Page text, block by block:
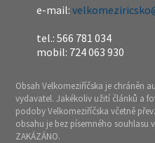
e-mail:
tel.: 566 781 034
mobil: 724 063 930
Obsah Velkomeziříčska je chráněn
vydavatel. Jakékoliv užití článků a
podoby Velkomeziříčska včetně
obsahu je bez písemného souhlasu
ZAKÁZÁNO.